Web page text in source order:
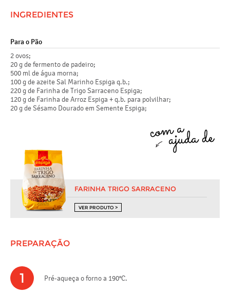
INGREDIENTES
Para o Pão
2 ovos;
20 g de fermento de padeiro;
500 ml de água morna;
100 g de azeite Sal Marinho Espiga q.b.;
220 g de Farinha de Trigo Sarraceno Espiga;
120 g de Farinha de Arroz Espiga + q.b. para polvilhar;
20 g de Sésamo Dourado em Semente Espiga;
FARINHA TRIGO SARRACENO
VER PRODUTO >
PREPARAÇÃO
1 Pré-aqueça o forno a 190°C.